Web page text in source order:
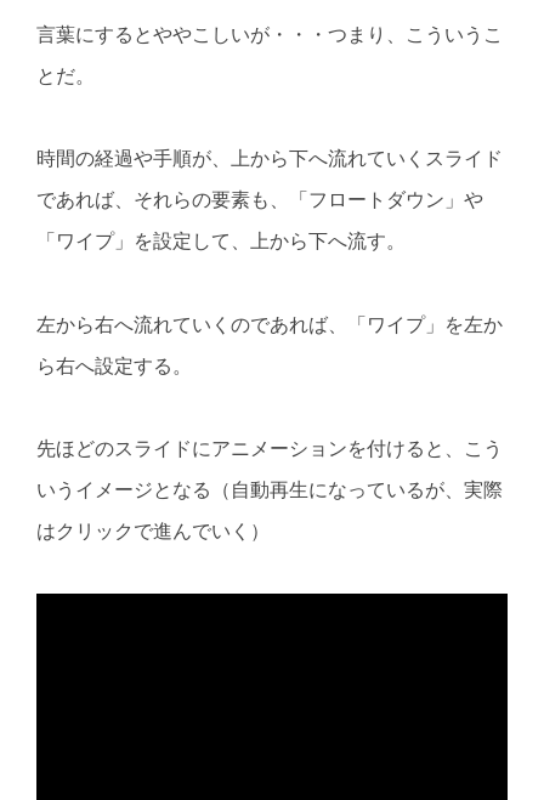
言葉にするとややこしいが・・・つまり、こういうこ
とだ。
時間の経過や手順が、上から下へ流れていくスライド
であれば、それらの要素も、「フロートダウン」や
「ワイプ」を設定して、上から下へ流す。
左から右へ流れていくのであれば、「ワイプ」を左か
ら右へ設定する。
先ほどのスライドにアニメーションを付けると、こう
いうイメージとなる（自動再生になっているが、実際
はクリックで進んでいく）